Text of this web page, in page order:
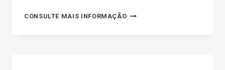
CONSULTE MAIS INFORMAÇÃOALIEXPRESS